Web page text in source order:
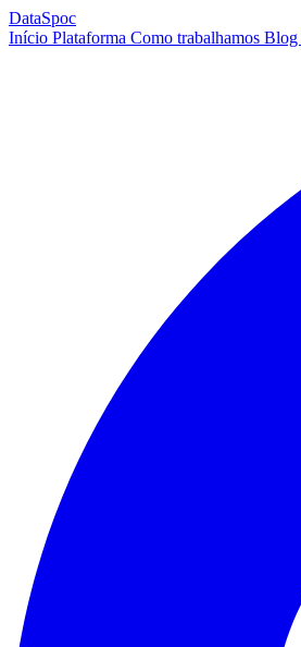
DataSpoc
Início Plataforma Como trabalhamos Blog